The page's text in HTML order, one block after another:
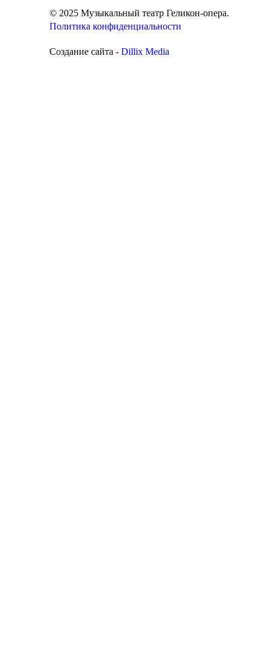
© 2025 Музыкальный театр Геликон-опера.
Политика конфиденциальности
Создание сайта - Dillix Media